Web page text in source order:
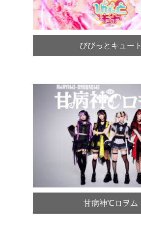
びびっとキュート
甘病神℃ロヲム